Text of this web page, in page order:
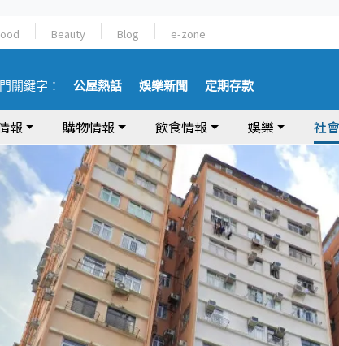
Beauty Blog e-zone
關鍵字： 公屋熱話 娛樂新聞 定期存款
報 購物情報 飲食情報 娛樂 社會